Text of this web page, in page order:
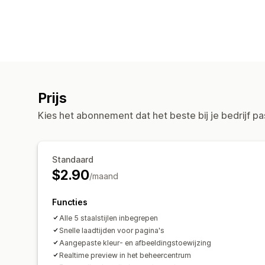
Prijs
Kies het abonnement dat het beste bij je bedrijf
Standaard
$2.90/maand
Functies
Alle 5 staalstijlen inbegrepen
Snelle laadtijden voor pagina's
Aangepaste kleur- en afbeeldingstoewijzing
Realtime preview in het beheercentrum